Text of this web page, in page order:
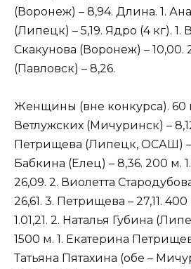
(Воронеж) – 8,94. Длина. 1.
(Липецк) – 5,19. Ядро (4 кг). 1.
Скакунова (Воронеж) – 10,00.
(Павловск) – 8,26.
Женщины (вне конкурса). 60
Ветлужских (Мичуринск) –
Петрищева (Липецк, ОСАШ) –
Бабкина (Елец) – 8,36. 200 м.
26,09. 2. Виолетта
26,61. 3. Петрищева – 27,11.
1.01,21. 2. Наталья Губина
1500 м. 1. Екатерина
Татьяна Пятахина (обе –